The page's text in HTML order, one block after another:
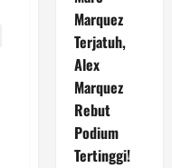
Marquez
Terjatuh,
Alex
Marquez
Rebut
Podium
Tertinggi!